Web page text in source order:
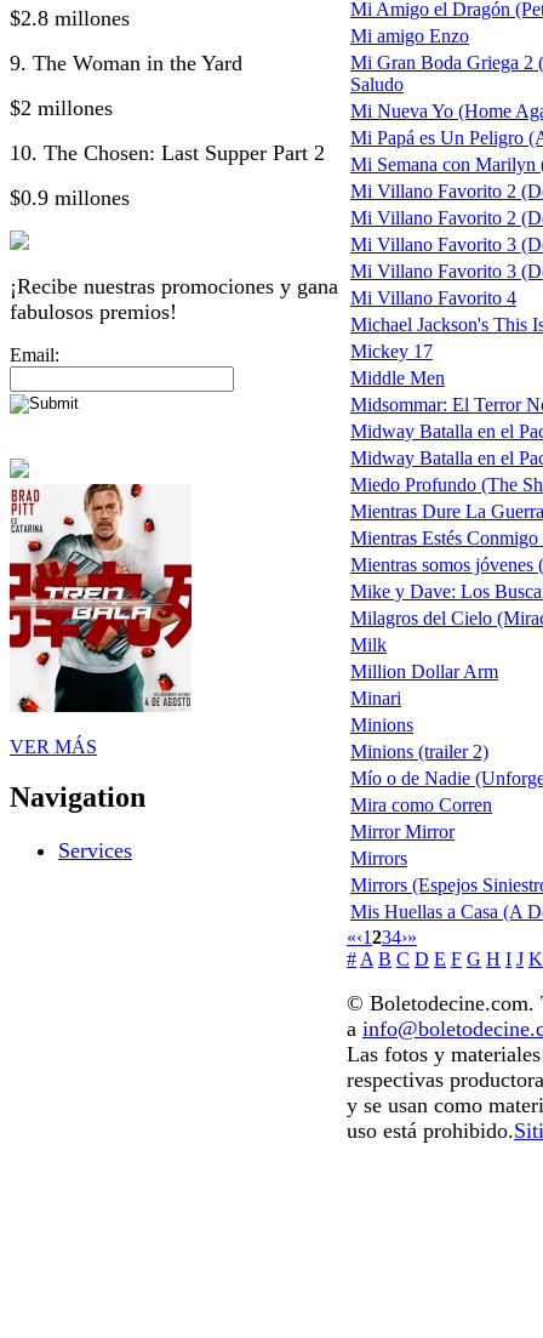
$2.8 millones
9. The Woman in the Yard
$2 millones
10. The Chosen: Last Supper Part 2
$0.9 millones
¡Recibe nuestras promociones y gana
fabulosos premios!
Email:
VER MÁS
Navigation
Services
Mi Amigo el Dragón
Mi amigo Enzo
Mi Gran Boda Griega 2
Saludo
Mi Nueva Yo (Home
Mi Papá es Un Peligro
Mi Semana con
Mi Villano Favorito 2
Mi Villano Favorito 2
Mi Villano Favorito 3
Mi Villano Favorito 3
Mi Villano Favorito 4
Michael Jackson's This
Mickey 17
Middle Men
Midsommar: El Terror
Midway Batalla en el
Midway Batalla en el
Miedo Profundo (The
Mientras Dure La Guerra
Mientras Estés
Mientras somos
Mike y Dave: Los
Milagros del Cielo
Milk
Million Dollar Arm
Minari
Minions
Minions (trailer 2)
Mío o de Nadie
Mira como Corren
Mirror Mirror
Mirrors
Mirrors (Espejos
Mis Huellas a Casa (A
«‹1234›»
# A B C D E F G H I J K
© Boletodecine.com.
a
Las fotos y
respectivas
y se usan como
uso está prohibido.